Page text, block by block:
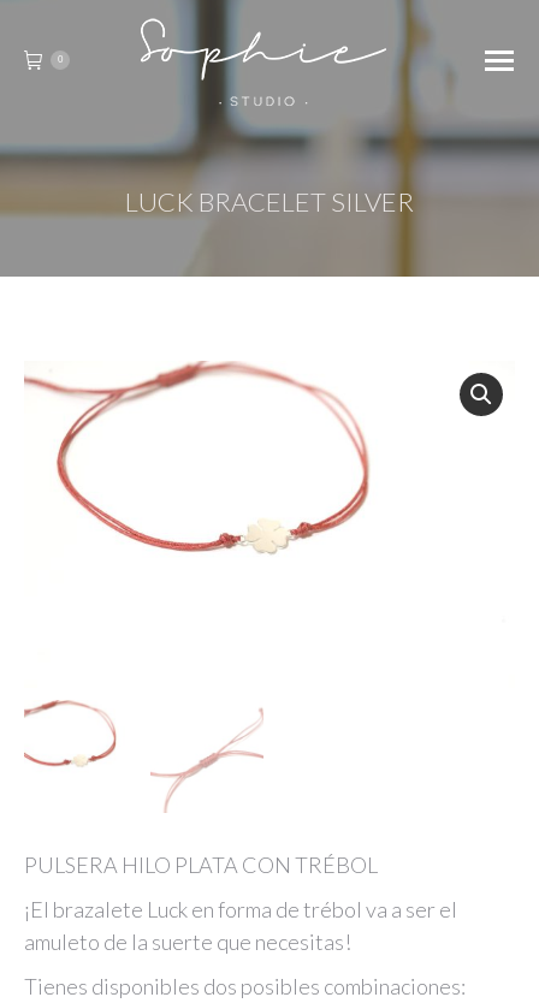
0
LUCK BRACELET SILVER
PULSERA HILO PLATA CON TRÉBOL
¡El brazalete Luck en forma de trébol va a ser el
amuleto de la suerte que necesitas!
Tienes disponibles dos posibles combinaciones: